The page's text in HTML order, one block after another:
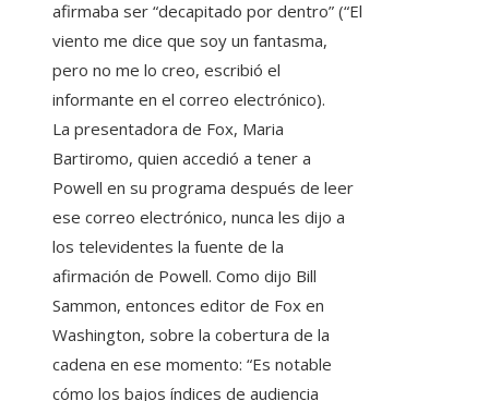
afirmaba ser “decapitado por dentro” (“El
viento me dice que soy un fantasma,
pero no me lo creo, escribió el
informante en el correo electrónico).
La presentadora de Fox, Maria
Bartiromo, quien accedió a tener a
Powell en su programa después de leer
ese correo electrónico, nunca les dijo a
los televidentes la fuente de la
afirmación de Powell. Como dijo Bill
Sammon, entonces editor de Fox en
Washington, sobre la cobertura de la
cadena en ese momento: “Es notable
cómo los bajos índices de audiencia